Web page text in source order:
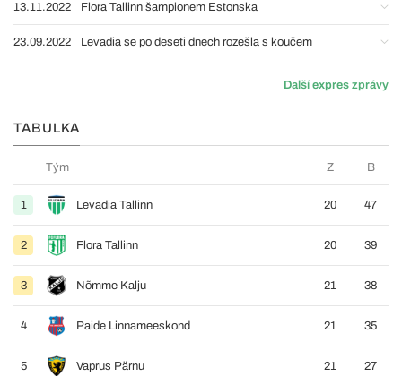
13.11.2022 Flora Tallinn šampionem Estonska
23.09.2022 Levadia se po deseti dnech rozešla s koučem
Další expres zprávy
TABULKA
Tým Z B
1 Levadia Tallinn 20 47
2 Flora Tallinn 20 39
3 Nõmme Kalju 21 38
4 Paide Linnameeskond 21 35
5 Vaprus Pärnu 21 27